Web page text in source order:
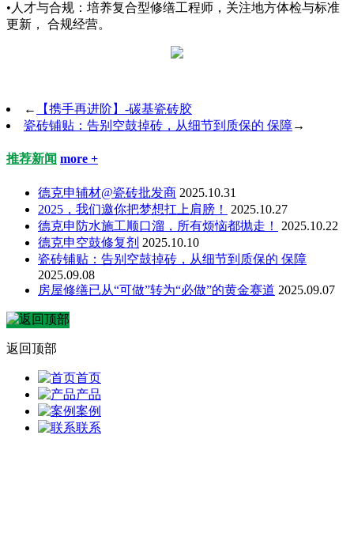
•人才与合规：培养复合型修缮工程师，关注地方体检与标准
更新， 合规经营。
←
【携手再进阶】-碳基瓷砖胶
瓷砖铺贴：告别空鼓掉砖，从细节到质保的 保障→
推荐新闻 more +
德克申辅材@瓷砖批发商 2025.10.31
2025，我们邀你把梦想扛上肩膀！
2025.10.27
德克申防水施工顺口溜，所有烦恼都抛走！
2025.10.22
德克申空鼓修复剂 2025.10.10
瓷砖铺贴：告别空鼓掉砖，从细节到质保的 保障
2025.09.08
房屋修缮已从“可做”转为“必做”的黄金赛道 2025.09.07
返回顶部
首页
产品
案例
联系